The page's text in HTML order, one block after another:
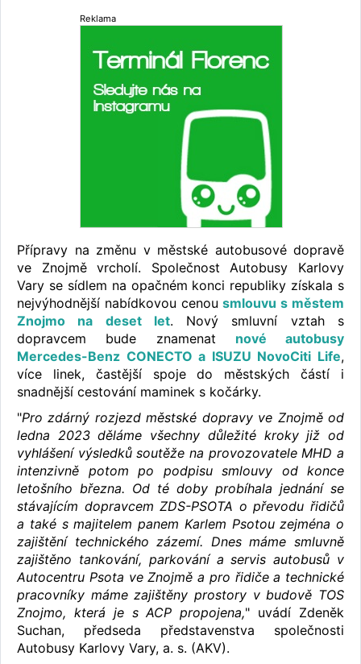
Reklama
Přípravy na změnu v městské autobusové dopravě
ve Znojmě vrcholí. Společnost Autobusy Karlovy
Vary se sídlem na opačném konci republiky získala s
nejvýhodnější nabídkovou cenousmlouvu s městem
Znojmo na deset let. Nový smluvní vztah s
dopravcem bude znamenat nové autobusy
Mercedes-Benz CONECTO a ISUZU NovoCiti Life,
více linek, častější spoje do městských částí i
snadnější cestování maminek s kočárky.
"Pro zdárný rozjezd městské dopravy ve Znojmě od
ledna 2023 děláme všechny důležité kroky již od
vyhlášení výsledků soutěže na provozovatele MHD a
intenzivně potom po podpisu smlouvy od konce
letošního března. Od té doby probíhala jednání se
stávajícím dopravcem ZDS-PSOTA o převodu řidičů
a také s majitelem panem Karlem Psotou zejména o
zajištění technického zázemí. Dnes máme smluvně
zajištěno tankování, parkování a servis autobusů v
Autocentru Psota ve Znojmě a pro řidiče a technické
pracovníky máme zajištěny prostory v budově TOS
Znojmo, která je s ACP propojena," uvádí Zdeněk
Suchan, předseda představenstva společnosti
Autobusy Karlovy Vary, a. s. (AKV).